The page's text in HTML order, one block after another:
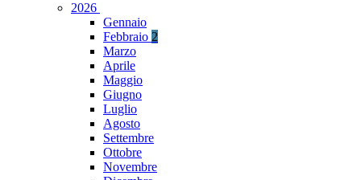
2026
Gennaio
Febbraio 2
Marzo
Aprile
Maggio
Giugno
Luglio
Agosto
Settembre
Ottobre
Novembre